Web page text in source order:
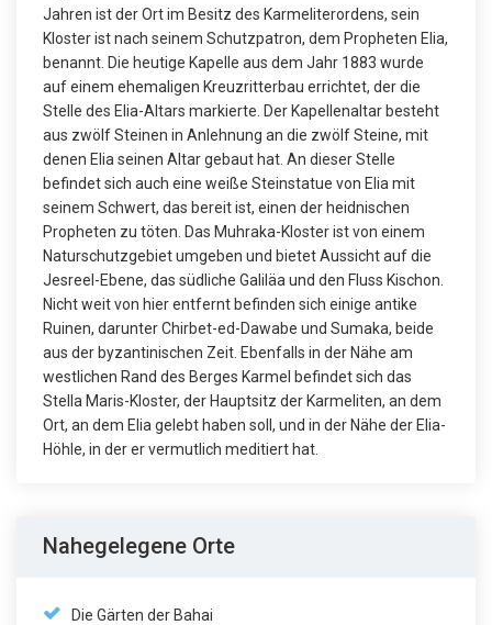
Jahren ist der Ort im Besitz des Karmeliterordens, sein
Kloster ist nach seinem Schutzpatron, dem Propheten Elia,
benannt. Die heutige Kapelle aus dem Jahr 1883 wurde
auf einem ehemaligen Kreuzritterbau errichtet, der die
Stelle des Elia-Altars markierte. Der Kapellenaltar besteht
aus zwölf Steinen in Anlehnung an die zwölf Steine, mit
denen Elia seinen Altar gebaut hat. An dieser Stelle
befindet sich auch eine weiße Steinstatue von Elia mit
seinem Schwert, das bereit ist, einen der heidnischen
Propheten zu töten. Das Muhraka-Kloster ist von einem
Naturschutzgebiet umgeben und bietet Aussicht auf die
Jesreel-Ebene, das südliche Galiläa und den Fluss Kischon.
Nicht weit von hier entfernt befinden sich einige antike
Ruinen, darunter Chirbet-ed-Dawabe und Sumaka, beide
aus der byzantinischen Zeit. Ebenfalls in der Nähe am
westlichen Rand des Berges Karmel befindet sich das
Stella Maris-Kloster, der Hauptsitz der Karmeliten, an dem
Ort, an dem Elia gelebt haben soll, und in der Nähe der Elia-
Höhle, in der er vermutlich meditiert hat.
Nahegelegene Orte
Die Gärten der Bahai